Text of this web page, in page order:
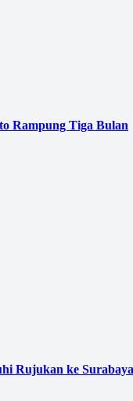
Rampung Tiga Bulan
Rujukan ke Surabaya